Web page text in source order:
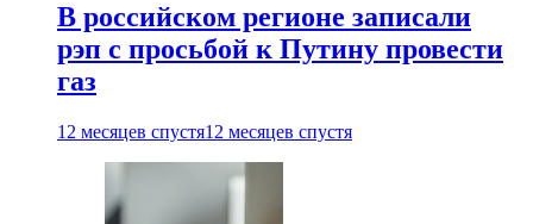
В российском регионе записали
рэп с просьбой к Путину провести
газ
12 месяцев спустя12 месяцев спустя